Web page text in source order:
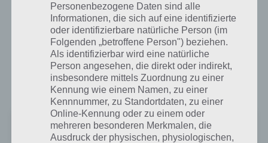
Mountain Goat Mountain für Android im
Google Play Store
Mountain Goat Mountain kann im Google Play Store ab Android
2.3.3 oder höher kostenlos geladen werden.
Mountain Goat Mountain
Preis:Kostenlos+
Personenbezogene Daten sind alle
Informationen, die sich auf eine identifizierte
oder identifizierbare natürliche Person (im
Folgenden „betroffene Person") beziehen.
Als identifizierbar wird eine natürliche
Person angesehen, die direkt oder indirekt,
insbesondere mittels Zuordnung zu einer
Kennung wie einem Namen, zu einer
Kennnummer, zu Standortdaten, zu einer
Online-Kennung oder zu einem oder
mehreren besonderen Merkmalen, die
Ausdruck der physischen, physiologischen,